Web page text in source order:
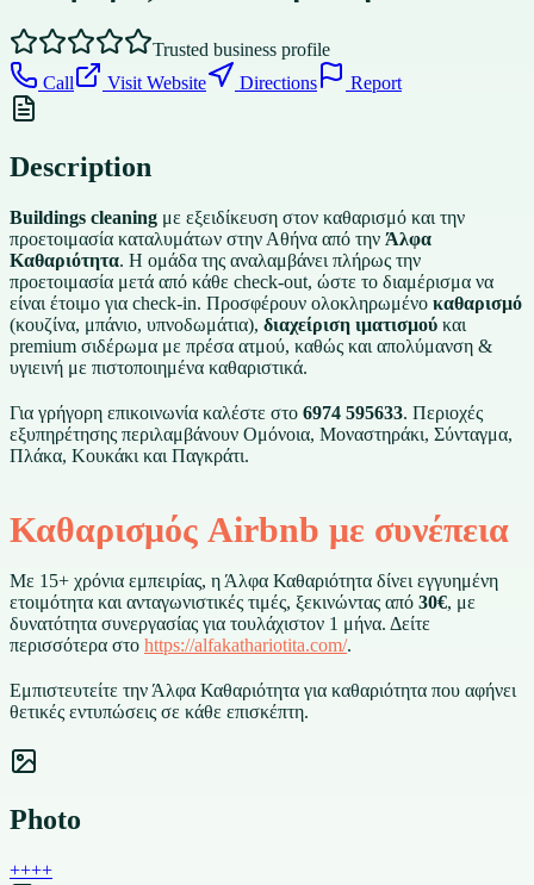
Trusted business profile
Call
Visit Website Directions Report
Description
Buildings cleaning με εξειδίκευση στον καθαρισμό και την
προετοιμασία καταλυμάτων στην Αθήνα από την Άλφα
Καθαριότητα. Η ομάδα της αναλαμβάνει πλήρως την
προετοιμασία μετά από κάθε check-out, ώστε το διαμέρισμα να
είναι έτοιμο για check-in. Προσφέρουν ολοκληρωμένο καθαρισμό
(κουζίνα, μπάνιο, υπνοδωμάτια), διαχείριση ιματισμού και
premium σιδέρωμα με πρέσα ατμού, καθώς και απολύμανση &
υγιεινή με πιστοποιημένα καθαριστικά.
Για γρήγορη επικοινωνία καλέστε στο 6974 595633. Περιοχές
εξυπηρέτησης περιλαμβάνουν Ομόνοια, Μοναστηράκι, Σύνταγμα,
Πλάκα, Κουκάκι και Παγκράτι.
Καθαρισμός Airbnb με συνέπεια
Με 15+ χρόνια εμπειρίας, η Άλφα Καθαριότητα δίνει εγγυημένη
ετοιμότητα και ανταγωνιστικές τιμές, ξεκινώντας από 30€, με
δυνατότητα συνεργασίας για τουλάχιστον 1 μήνα. Δείτε
περισσότερα στο https://alfakathariotita.com/.
Εμπιστευτείτε την Άλφα Καθαριότητα για καθαριότητα που αφήνει
θετικές εντυπώσεις σε κάθε επισκέπτη.
Photo
++++